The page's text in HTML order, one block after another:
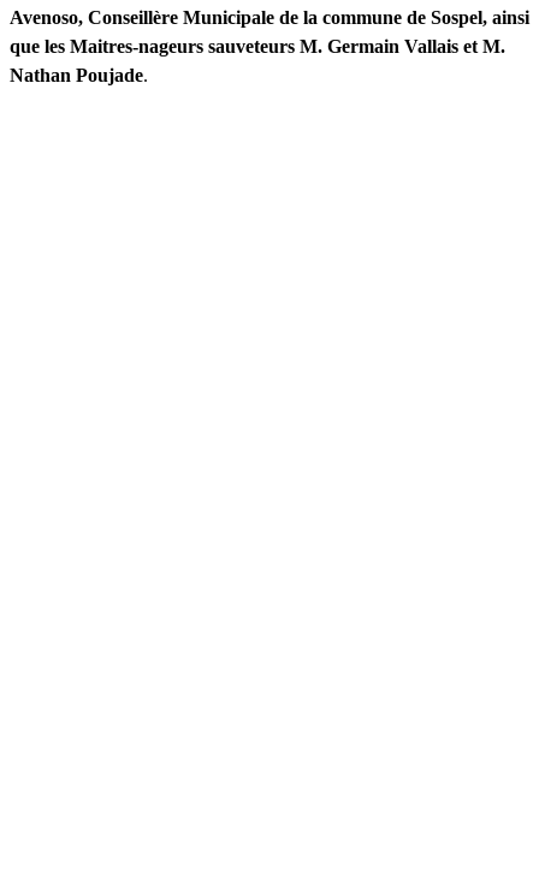
Avenoso, Conseillère Municipale de la commune de Sospel, ainsi
que les Maitres-nageurs sauveteurs M. Germain Vallais et M.
Nathan Poujade.